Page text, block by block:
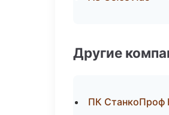
Другие
ПК СтанкоПроф